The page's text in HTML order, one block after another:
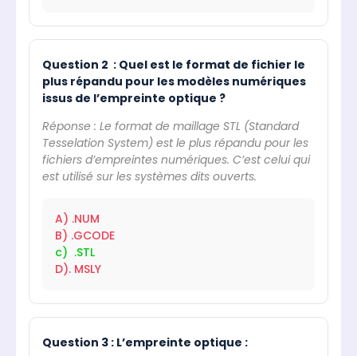
Question 2 : Quel est le format de fichier le
plus répandu pour les modèles numériques
issus de l’empreinte optique ?
Réponse : Le format de maillage STL (Standard
Tesselation System) est le plus répandu pour les
fichiers d’empreintes numériques. C’est celui qui
est utilisé sur les systèmes dits ouverts.
A) .NUM
B) .GCODE
c) .STL
D). MSLY
Question 3 : L’empreinte optique :